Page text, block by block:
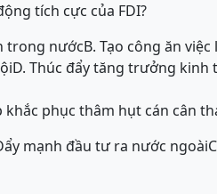
tích cực của FDI?
trong nướcB. Tạo công ăn
D. Thúc đẩy tăng trưởng kinh
phục thâm hụt cán cân
mạnh đầu tư ra nước ngoài